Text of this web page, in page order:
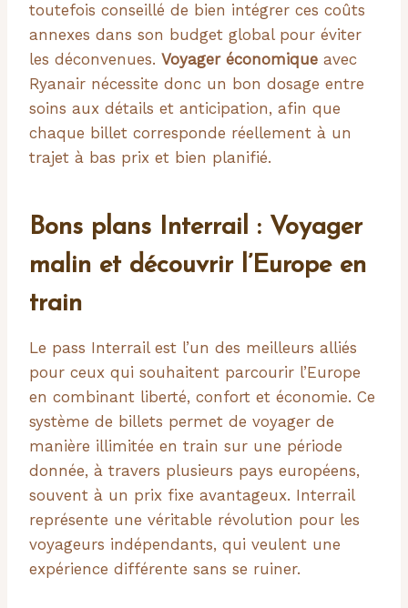
toutefois conseillé de bien intégrer ces coûts
annexes dans son budget global pour éviter
les déconvenues. Voyager économique avec
Ryanair nécessite donc un bon dosage entre
soins aux détails et anticipation, afin que
chaque billet corresponde réellement à un
trajet à bas prix et bien planifié.
Bons plans Interrail : Voyager
malin et découvrir l’Europe en
train
Le pass Interrail est l’un des meilleurs alliés
pour ceux qui souhaitent parcourir l’Europe
en combinant liberté, confort et économie. Ce
système de billets permet de voyager de
manière illimitée en train sur une période
donnée, à travers plusieurs pays européens,
souvent à un prix fixe avantageux. Interrail
représente une véritable révolution pour les
voyageurs indépendants, qui veulent une
expérience différente sans se ruiner.